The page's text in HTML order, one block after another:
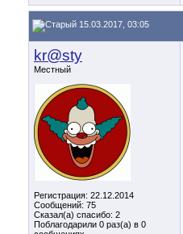
15.03.2017, 03:05
kr@sty
Местный
Регистрация: 22.12.2014
Сообщений: 75
Сказал(а) спасибо: 2
Поблагодарили 0 раз(а) в 0